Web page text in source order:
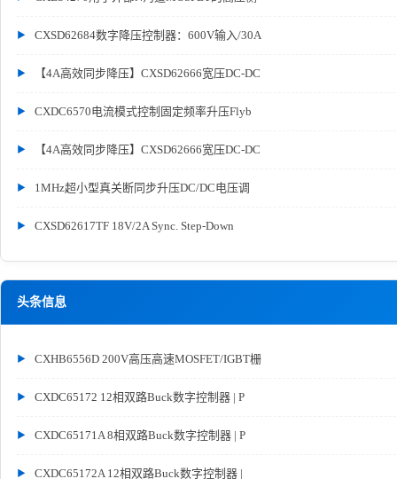
CXSD62684数字降压控制器：600V输入/30A
【4A高效同步降压】CXSD62666宽压DC-DC
CXDC6570电流模式控制固定频率升压Flyb
【4A高效同步降压】CXSD62666宽压DC-DC
1MHz超小型真关断同步升压DC/DC电压调
CXSD62617TF 18V/2A Sync. Step-Down
头条信息
CXHB6556D 200V高压高速MOSFET/IGBT栅
CXDC65172 12相双路Buck数字控制器 | P
CXDC65171A 8相双路Buck数字控制器 | P
CXDC65172A 12相双路Buck数字控制器 |